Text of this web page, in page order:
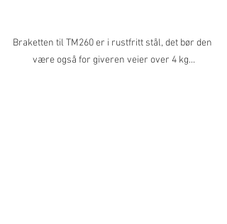
Braketten til TM260 er i rustfritt stål, det bør den
være også for giveren veier over 4 kg...